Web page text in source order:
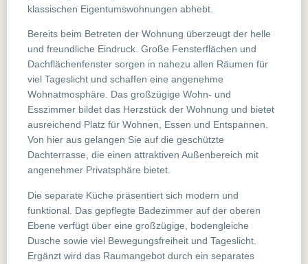
klassischen Eigentumswohnungen abhebt.
Bereits beim Betreten der Wohnung überzeugt der helle
und freundliche Eindruck. Große Fensterflächen und
Dachflächenfenster sorgen in nahezu allen Räumen für
viel Tageslicht und schaffen eine angenehme
Wohnatmosphäre. Das großzügige Wohn- und
Esszimmer bildet das Herzstück der Wohnung und bietet
ausreichend Platz für Wohnen, Essen und Entspannen.
Von hier aus gelangen Sie auf die geschützte
Dachterrasse, die einen attraktiven Außenbereich mit
angenehmer Privatsphäre bietet.
Die separate Küche präsentiert sich modern und
funktional. Das gepflegte Badezimmer auf der oberen
Ebene verfügt über eine großzügige, bodengleiche
Dusche sowie viel Bewegungsfreiheit und Tageslicht.
Ergänzt wird das Raumangebot durch ein separates